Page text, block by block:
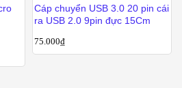
Cáp chuyển USB 3.0 20 pin cái
ra USB 2.0 9pin đực 15Cm
75.000₫